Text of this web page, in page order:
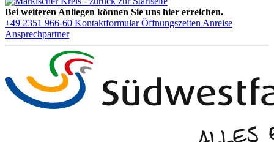
Bei weiteren Anliegen können Sie uns hier erreichen.
+49 2351 966-60 Kontaktformular Öffnungszeiten Anreise
Ansprechpartner